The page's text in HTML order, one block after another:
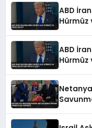
ABD İran
Hürmüz
ABD İran
Hürmüz